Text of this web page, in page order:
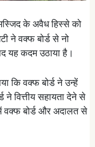
के अवैध हिस्से को
ने वक्फ बोर्ड से नो
यह कदम उठाया है।
कि वक्फ बोर्ड ने उन्हें
वित्तीय सहायता देने से
वक्फ बोर्ड और अदालत से